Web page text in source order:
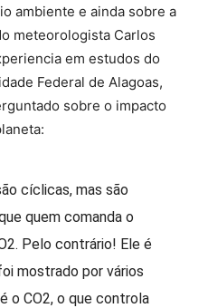
ambiente e ainda sobre a
meteorologista Carlos
em estudos do
Federal de Alagoas,
sobre o impacto
cíclicas, mas são
quem comanda o
Pelo contrário! Ele é
mostrado por vários
o CO2, o que controla